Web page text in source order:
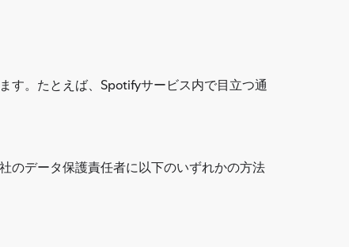
す。たとえば、Spotifyサービス内で目立つ通
のデータ保護責任者に以下のいずれかの方法